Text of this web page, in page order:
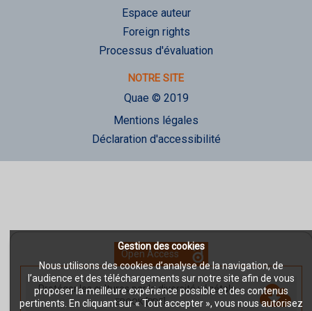
Gestion des cookies
Nous utilisons des cookies d’analyse de la navigation, de
l’audience et des téléchargements sur notre site afin de vous
proposer la meilleure expérience possible et des contenus
pertinents. En cliquant sur « Tout accepter », vous nous autorisez
Open Access
Protéger les cultures par la diversité végétale-
EBOOK [PDF]
Espace auteur
Foreign rights
Processus d'évaluation
NOTRE SITE
Quae © 2019
Mentions légales
Déclaration d'accessibilité